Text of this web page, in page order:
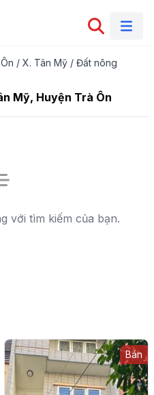
/ X. Tân Mỹ / Đất nông
Mỹ, Huyện Trà Ôn
với tìm kiếm của bạn.
Bán